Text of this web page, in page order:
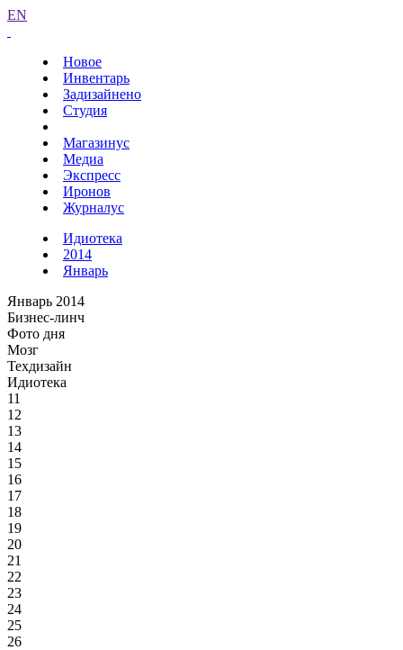
EN
Новое
Инвентарь
Задизайнено
Студия
Магазинус
Медиа
Экспресс
Иронов
Журналус
Идиотека
2014
Январь
Январь 2014
Бизнес-линч
Фото дня
Мозг
Техдизайн
Идиотека
11
12
13
14
15
16
17
18
19
20
21
22
23
24
25
26